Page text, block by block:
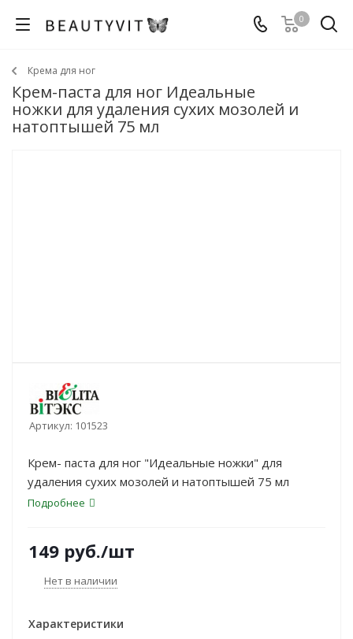
0
Крема для ног
Крем-паста для ног Идеальные
ножки для удаления сухих мозолей и
натоптышей 75 мл
Артикул: 101523
Крем- паста для ног "Идеальные ножки" для
удаления сухих мозолей и натоптышей 75 мл
Подробнее
149 руб./шт
Нет в наличии
Характеристики